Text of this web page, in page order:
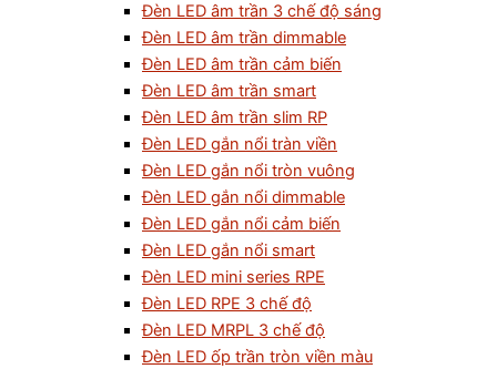
Đèn LED âm trần 3 chế độ sáng
Đèn LED âm trần dimmable
Đèn LED âm trần cảm biến
Đèn LED âm trần smart
Đèn LED âm trần slim RP
Đèn LED gắn nổi tràn viền
Đèn LED gắn nổi tròn vuông
Đèn LED gắn nổi dimmable
Đèn LED gắn nổi cảm biến
Đèn LED gắn nổi smart
Đèn LED mini series RPE
Đèn LED RPE 3 chế độ
Đèn LED MRPL 3 chế độ
Đèn LED ốp trần tròn viền màu